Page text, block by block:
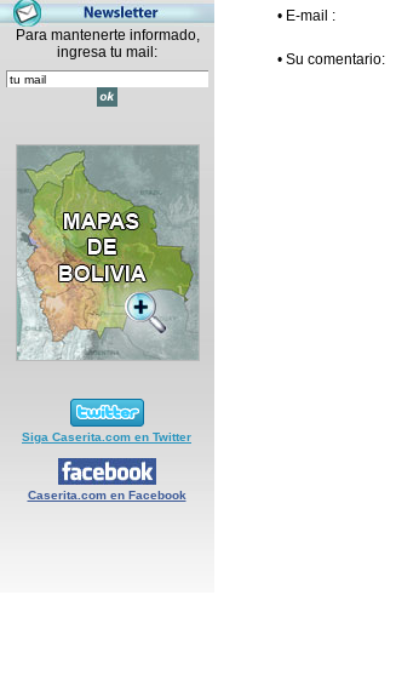
Para mantenerte informado,
ingresa tu mail:
Siga Caserita.com en Twitter
Caserita.com en Facebook
• E-mail :
• Su comentario: